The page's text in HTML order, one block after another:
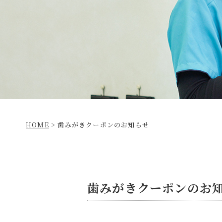
HOME >歯みがきクーポンのお知らせ
歯みがきクーポンのお